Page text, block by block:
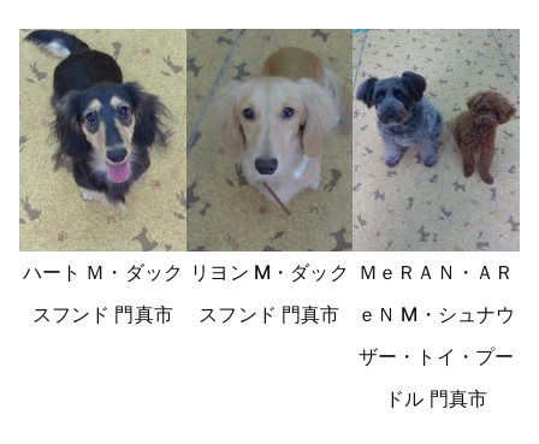
ハート Ｍ・ダック
スフンド 門真市
リヨン M・ダック
スフンド 門真市
ＭｅＲＡＮ・ＡＲ
ｅＮ M・シュナウ
ザー・トイ・プー
ドル 門真市